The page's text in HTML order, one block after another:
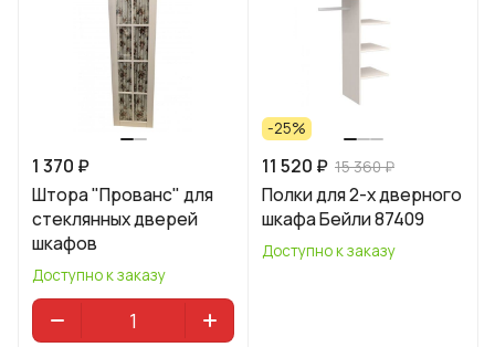
1 370 ₽
Штора "Прованс" для
стеклянных дверей
шкафов
Доступно к заказу
-25%
11 520 ₽ 15 360 ₽
Полки для 2-х дверного
шкафа Бейли 87409
Доступно к заказу